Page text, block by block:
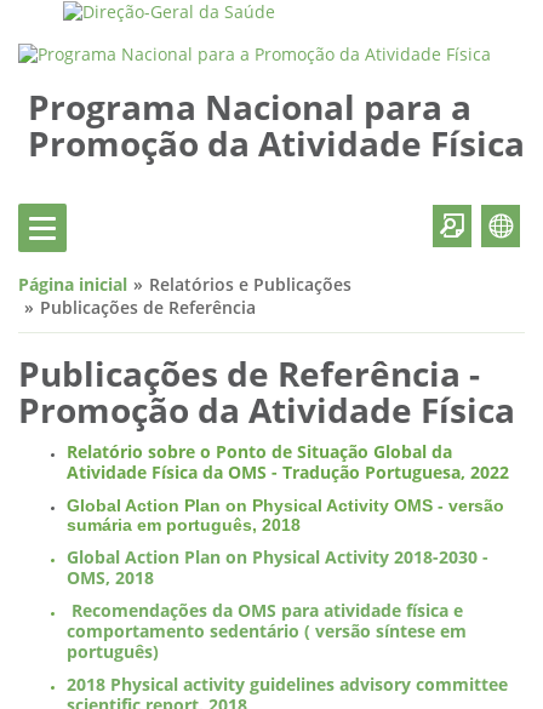
Programa Nacional para a
Promoção da Atividade Física
Página inicial
Relatórios e Publicações
Publicações de Referência
Publicações de Referência -
Promoção da Atividade Física
Relatório sobre o Ponto de Situação Global da
Atividade Física da OMS - Tradução Portuguesa, 2022
Global Action Plan on Physical Activity OMS - versão
sumária em português, 2018
Global Action Plan on Physical Activity 2018-2030 -
OMS, 2018
Recomendações da OMS para atividade física e
comportamento sedentário ( versão síntese em
português)
2018 Physical activity guidelines advisory committee